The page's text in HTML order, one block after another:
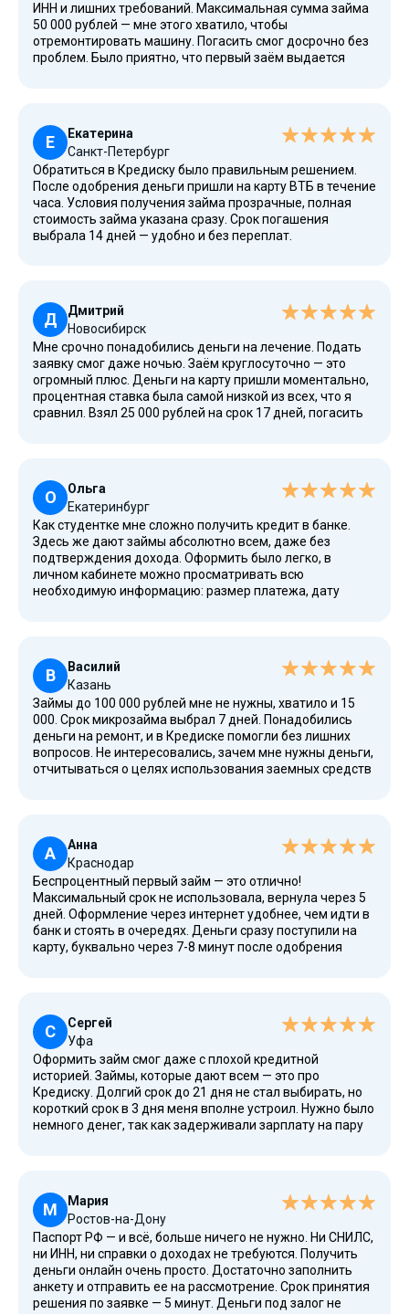
ИНН и лишних требований. Максимальная сумма займа
50 000 рублей — мне этого хватило, чтобы
отремонтировать машину. Погасить смог досрочно без
проблем. Было приятно, что первый заём выдается
Е
Екатерина
Санкт-Петербург
Обратиться в Кредиску было правильным решением.
После одобрения деньги пришли на карту ВТБ в течение
часа. Условия получения займа прозрачные, полная
стоимость займа указана сразу. Срок погашения
выбрала 14 дней — удобно и без переплат.
Д
Дмитрий
Новосибирск
Мне срочно понадобились деньги на лечение. Подать
заявку смог даже ночью. Заём круглосуточно — это
огромный плюс. Деньги на карту пришли моментально,
процентная ставка была самой низкой из всех, что я
сравнил. Взял 25 000 рублей на срок 17 дней, погасить
О
Ольга
Екатеринбург
Как студентке мне сложно получить кредит в банке.
Здесь же дают займы абсолютно всем, даже без
подтверждения дохода. Оформить было легко, в
личном кабинете можно просматривать всю
необходимую информацию: размер платежа, дату
В
Василий
Казань
Займы до 100 000 рублей мне не нужны, хватило и 15
000. Срок микрозайма выбрал 7 дней. Понадобились
деньги на ремонт, и в Кредиске помогли без лишних
вопросов. Не интересовались, зачем мне нужны деньги,
отчитываться о целях использования заемных средств
А
Анна
Краснодар
Беспроцентный первый займ — это отлично!
Максимальный срок не использовала, вернула через 5
дней. Оформление через интернет удобнее, чем идти в
банк и стоять в очередях. Деньги сразу поступили на
карту, буквально через 7-8 минут после одобрения
С
Сергей
Уфа
Оформить займ смог даже с плохой кредитной
историей. Займы, которые дают всем — это про
Кредиску. Долгий срок до 21 дня не стал выбирать, но
короткий срок в 3 дня меня вполне устроил. Нужно было
немного денег, так как задерживали зарплату на пару
М
Мария
Ростов-на-Дону
Паспорт РФ — и всё, больше ничего не нужно. Ни СНИЛС,
ни ИНН, ни справки о доходах не требуются. Получить
деньги онлайн очень просто. Достаточно заполнить
анкету и отправить ее на рассмотрение. Срок принятия
решения по заявке — 5 минут. Деньги под залог не